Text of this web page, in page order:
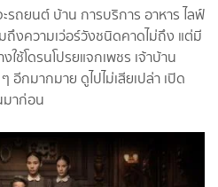
รถยนต์ บ้าน การบริการ อาหาร ไลฟ์
ถึงความเว่อร์วังชนิดคาดไม่ถึง แต่มี
ใช้โดรนโปรยแจกเพชร เจ้าบ้าน
กมากมาย ดูไปไม่เสียเปล่า เปิด
มาก่อน